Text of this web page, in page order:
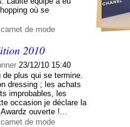
où se
de mode
2010
23/12/10 15:40
plus qui se termine.
dressing ; les achats
improbables, les
occasion je déclare la
ouverte !...
de mode